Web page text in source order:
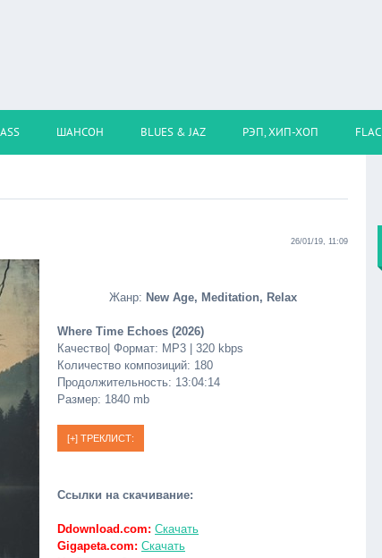
ШАНСОН BLUES & JAZ РЭП, ХИП-ХОП FLAC
26/01/19, 11:09
Жанр: New Age, Meditation, Relax
Where Time Echoes (2026)
Качество| Формат: MP3 | 320 kbps
Количество композиций: 180
Продолжительность: 13:04:14
Размер: 1840 mb
Ссылки на скачивание:
Ddownload.com: Скачать
Gigapeta.com: Скачать